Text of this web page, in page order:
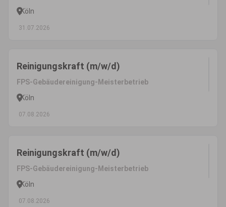
Köln
31.07.2026
Reinigungskraft (m/w/d)
FPS-Gebäudereinigung-Meisterbetrieb
Köln
07.08.2026
Reinigungskraft (m/w/d)
FPS-Gebäudereinigung-Meisterbetrieb
Köln
07.08.2026